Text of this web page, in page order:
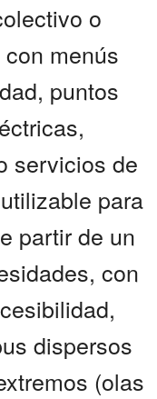
o
menús
puntos
servicios de
para
partir de un
con
dispersos
(olas